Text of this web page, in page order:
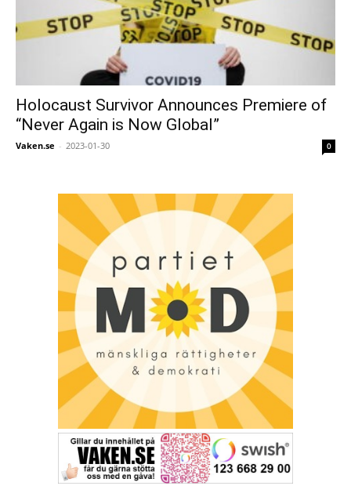
Holocaust Survivor Announces Premiere of
“Never Again is Now Global”
Vaken.se - 2023-01-30 0